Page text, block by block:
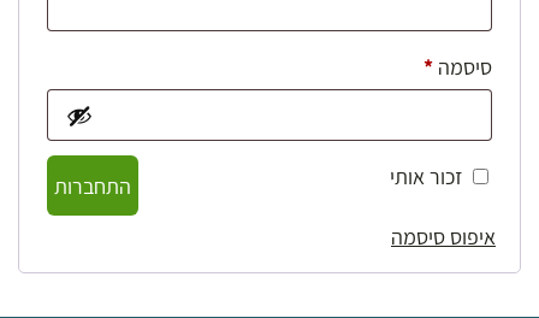
סיסמה *חובה
זכור אותי
התחברות
איפוס סיסמה